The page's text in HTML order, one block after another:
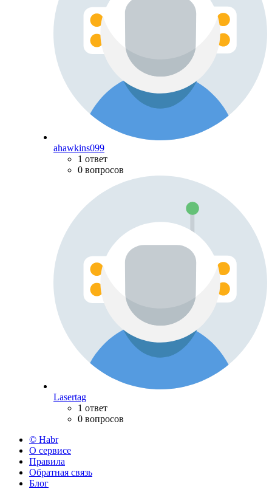
ahawkins099
1 ответ
0 вопросов
Lasertag
1 ответ
0 вопросов
© Habr
О сервисе
Правила
Обратная связь
Блог